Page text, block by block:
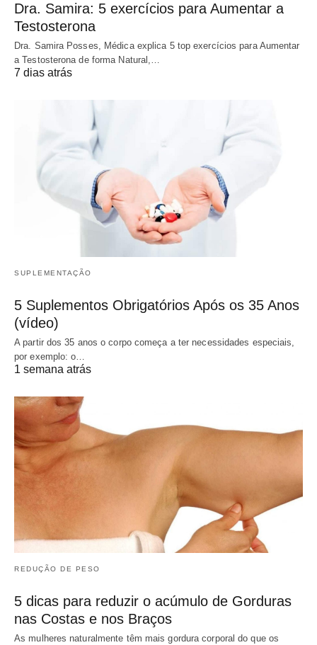
Dra. Samira: 5 exercícios para Aumentar a
Testosterona
Dra. Samira Posses, Médica explica 5 top exercícios para Aumentar
a Testosterona de forma Natural,…
7 dias atrás
SUPLEMENTAÇÃO
5 Suplementos Obrigatórios Após os 35 Anos
(vídeo)
A partir dos 35 anos o corpo começa a ter necessidades especiais,
por exemplo: o…
1 semana atrás
REDUÇÃO DE PESO
5 dicas para reduzir o acúmulo de Gorduras
nas Costas e nos Braços
As mulheres naturalmente têm mais gordura corporal do que os